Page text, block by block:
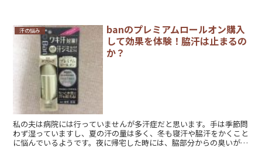
汗の悩み
banのプレミアムロールオン購入
して効果を体験！脇汗は止まるの
か？
私の夫は病院には行っていませんが多汗症だと思います。手は季節問
わず湿っていますし、夏の汗の量は多く、冬も寝汗や脇汗をかくこと
に悩んでいるようです。夜に帰宅した時には、脇部分からの臭いが気